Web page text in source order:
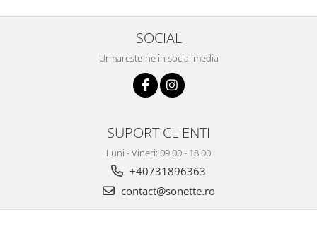
SOCIAL
Urmareste-ne in social media
SUPORT CLIENTI
Luni - Vineri: 09.00 - 18.00
+40731896363
contact@sonette.ro